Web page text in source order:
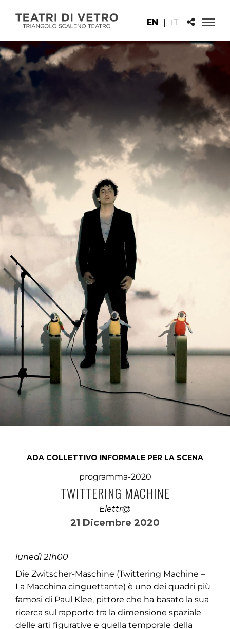
EN | IT
ADA COLLETTIVO INFORMALE PER LA SCENA
programma-2020
TWITTERING MACHINE
Elettr@
21 Dicembre 2020
lunedì 21h00
Die Zwitscher-Maschine (Twittering Machine –
La Macchina cinguettante) è uno dei quadri più
famosi di Paul Klee, pittore che ha basato la sua
ricerca sul rapporto tra la dimensione spaziale
delle arti figurative e quella temporale della